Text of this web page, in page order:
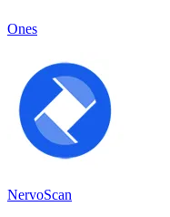
Ones
NervoScan